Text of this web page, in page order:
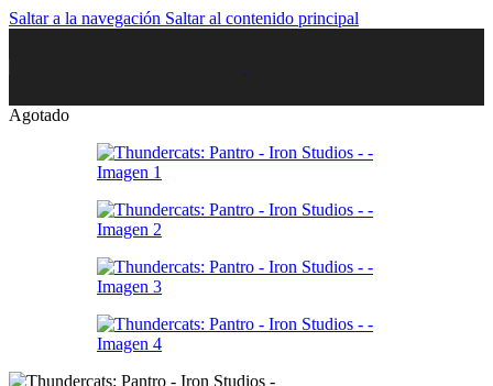
Saltar a la navegación Saltar al contenido principal
Agotado